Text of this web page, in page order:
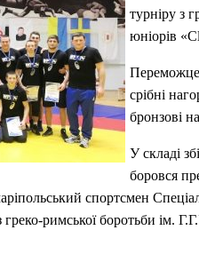
турніру з
юніорів
срібні
бронзові
У складі
боровся
спортсмен
греко-римської боротьби ім.